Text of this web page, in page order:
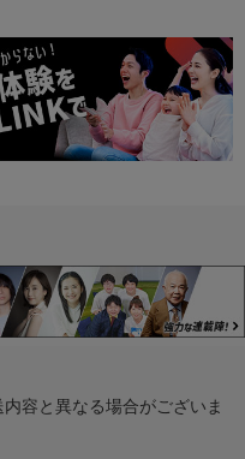
容と異なる場合がございま